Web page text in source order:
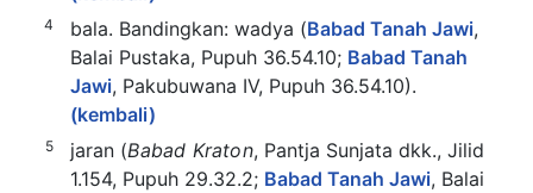
4 bala. Bandingkan: wadya (Babad Tanah Jawi,
Balai Pustaka, Pupuh 36.54.10; Babad Tanah
Jawi, Pakubuwana IV, Pupuh 36.54.10).
(kembali)
5 jaran (Babad Kraton, Pantja Sunjata dkk., Jilid
1.154, Pupuh 29.32.2; Babad Tanah Jawi, Balai